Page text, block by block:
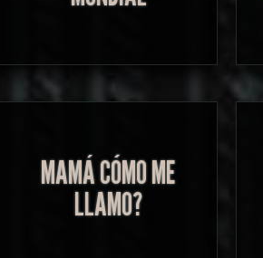
MAMÁ CÓMO ME
LLAMO?